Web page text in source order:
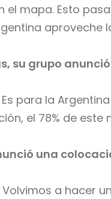
el mapa. Esto
su grupo
para la
el 78% de
una
Volvimos a hacer